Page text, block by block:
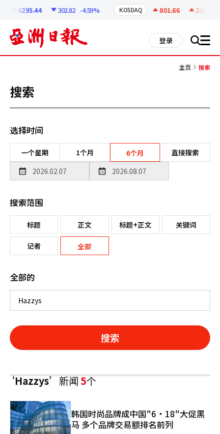
6295.44 302.82 -4.59% KOSDAQ 801.66 2.07
登录 搜 all
主页 搜索
搜索
选择时间
一个星期 1个月 6个月 直接搜索
搜索范围
标题 正文 标题+正文 关键词
记者 全部
全部的
搜索
‘Hazzys’新闻5个
韩国时尚品牌成中国"6·18"大促黑
马 多个品牌交易额排名前列